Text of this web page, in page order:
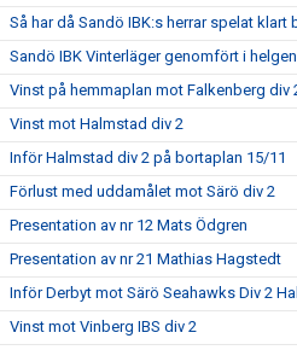
Så har då Sandö IBK:s herrar spelat klart
Sandö IBK Vinterläger genomfört i
Vinst på hemmaplan mot Falkenberg div
Vinst mot Halmstad div 2
Inför Halmstad div 2 på bortaplan 15/11
Förlust med uddamålet mot Särö div 2
Presentation av nr 12 Mats Ödgren
Presentation av nr 21 Mathias Hagstedt
Inför Derbyt mot Särö Seahawks Div 2
Vinst mot Vinberg IBS div 2